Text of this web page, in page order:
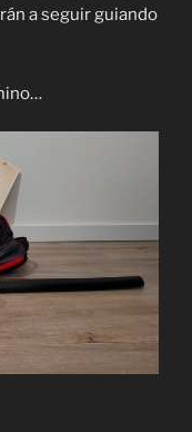
a seguir guiando